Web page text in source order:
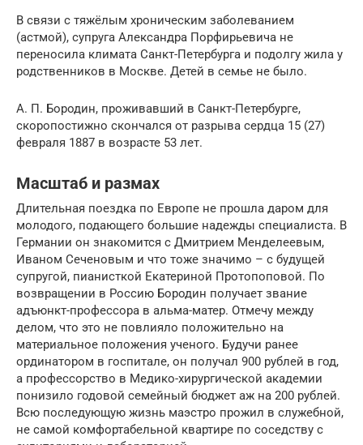
В связи с тяжёлым хроническим заболеванием
(астмой), супруга Александра Порфирьевича не
переносила климата Санкт-Петербурга и подолгу жила у
родственников в Москве. Детей в семье не было.
А. П. Бородин, проживавший в Санкт-Петербурге,
скоропостижно скончался от разрыва сердца 15 (27)
февраля 1887 в возрасте 53 лет.
Масштаб и размах
Длительная поездка по Европе не прошла даром для
молодого, подающего большие надежды специалиста. В
Германии он знакомится с Дмитрием Менделеевым,
Иваном Сеченовым и что тоже значимо – с будущей
супругой, пианисткой Екатериной Протопоповой. По
возвращении в Россию Бородин получает звание
адъюнкт-профессора в альма-матер. Отмечу между
делом, что это не повлияло положительно на
материальное положения ученого. Будучи ранее
ординатором в госпитале, он получал 900 рублей в год,
а профессорство в Медико-хирургической академии
понизило годовой семейный бюджет аж на 200 рублей.
Всю последующую жизнь маэстро прожил в служебной,
не самой комфортабельной квартире по соседству с